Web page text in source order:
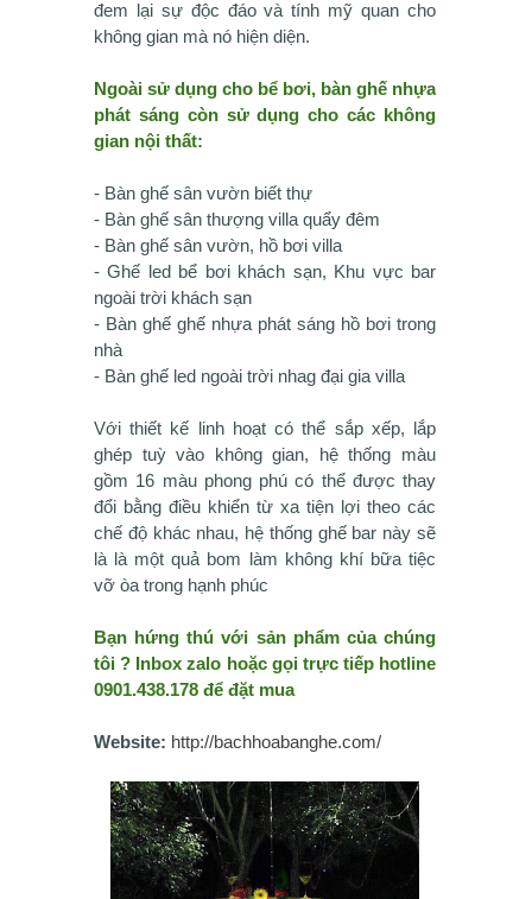
đem lại sự độc đáo và tính mỹ quan cho
không gian mà nó hiện diện.
Ngoài sử dụng cho bể bơi, bàn ghế nhựa
phát sáng còn sử dụng cho các không
gian nội thất:
- Bàn ghế sân vườn biết thự
- Bàn ghế sân thượng villa quẩy đêm
- Bàn ghế sân vườn, hồ bơi villa
- Ghế led bể bơi khách sạn, Khu vực bar
ngoài trời khách sạn
- Bàn ghế ghế nhựa phát sáng hồ bơi trong
nhà
- Bàn ghế led ngoài trời nhag đại gia villa
Với thiết kế linh hoạt có thể sắp xếp, lắp
ghép tuỳ vào không gian, hệ thống màu
gồm 16 màu phong phú có thể được thay
đổi bằng điều khiển từ xa tiện lợi theo các
chế độ khác nhau, hệ thống ghế bar này sẽ
là là một quả bom làm không khí bữa tiệc
vỡ òa trong hạnh phúc
Bạn hứng thú với sản phẩm của chúng
tôi ? Inbox zalo hoặc gọi trực tiếp hotline
0901.438.178 để đặt mua
Website: http://bachhoabanghe.com/